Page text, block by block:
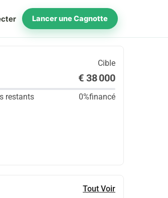
Lancer une Cagnotte
Cible
€ 38 000
restants 0%financé
Tout Voir